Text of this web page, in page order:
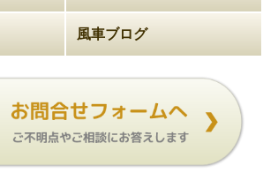
風車ブログ